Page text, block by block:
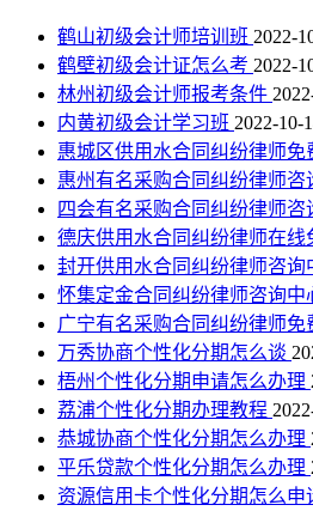
鹤山初级会计师培训班 2022-
鹤壁初级会计证怎么考 2022-
林州初级会计师报考条件
内黄初级会计学习班 2022-10-
惠城区供用水合同纠纷律师免
惠州有名采购合同纠纷律师咨
四会有名采购合同纠纷律师咨
德庆供用水合同纠纷律师在线
封开供用水合同纠纷律师咨询
怀集定金合同纠纷律师咨询中
广宁有名采购合同纠纷律师免
万秀协商个性化分期怎么谈
梧州个性化分期申请怎么办理
荔浦个性化分期办理教程
恭城协商个性化分期怎么办理
平乐贷款个性化分期怎么办理
资源信用卡个性化分期怎么申